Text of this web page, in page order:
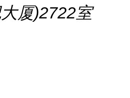
厦)2722室